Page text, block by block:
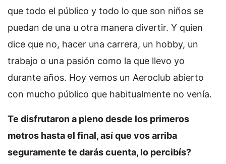
que todo el público y todo lo que son niños se
puedan de una u otra manera divertir. Y quien
dice que no, hacer una carrera, un hobby, un
trabajo o una pasión como la que llevo yo
durante años. Hoy vemos un Aeroclub abierto
con mucho público que habitualmente no venía.
Te disfrutaron a pleno desde los primeros
metros hasta el final, así que vos arriba
seguramente te darás cuenta, lo percibís?